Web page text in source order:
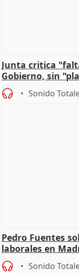
Junta critica
Gobierno, sin
Madrid
Sonido
Pedro Fuentes
laborales en
Sonido